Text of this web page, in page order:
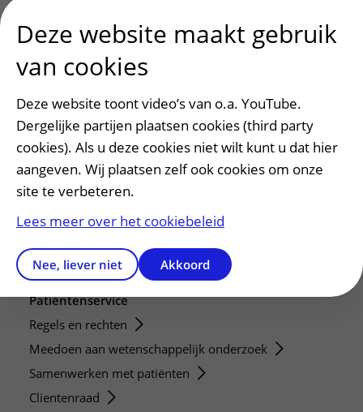
Heeft deze informatie u geholpen?
Patiëntenservice
Regels en rechten
Meedoen aan wetenschappelijk onderzoek
Samenwerken met patiënten
Clientenraad
Deze website maakt gebruik
van cookies
Deze website toont video’s van o.a. YouTube.
Dergelijke partijen plaatsen cookies (third party
cookies). Als u deze cookies niet wilt kunt u dat hier
aangeven. Wij plaatsen zelf ook cookies om onze
site te verbeteren.
Lees meer over het cookiebeleid
Nee, liever niet Akkoord